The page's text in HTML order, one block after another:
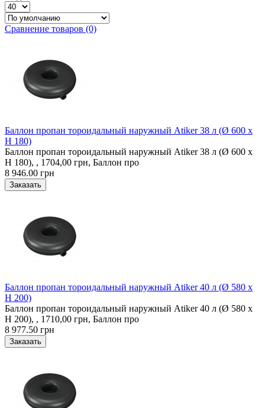
Сравнение товаров (0)
Баллон пропан тороидальный наружный Atiker 38 л (Ø 600 х
H 180)
Баллон пропан тороидальный наружный Atiker 38 л (Ø 600 х
H 180), , 1704,00 грн, Баллон про
8 946.00 грн
Баллон пропан тороидальный наружный Atiker 40 л (Ø 580 х
H 200)
Баллон пропан тороидальный наружный Atiker 40 л (Ø 580 х
H 200), , 1710,00 грн, Баллон про
8 977.50 грн